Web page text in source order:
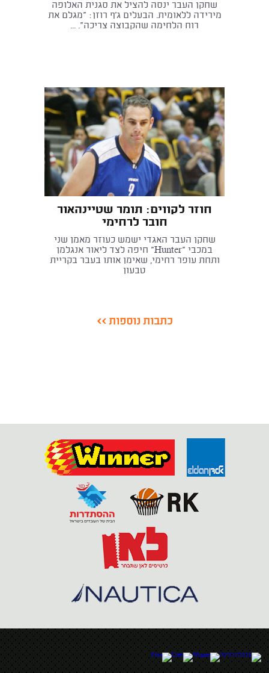
שחקן העבר ינסה להציל את סגנית האלופה
מירידה ללאומית. הבעלים ג'ף רוזן: "מגלם את
רוח הלחימה שהקבוצה צריכה". ...
חוזר לקווים: תומר שטיינהאור
חובר לרחימי
שחקן העבר האגדי ישמש כעוזר מאמן שני
במכבי "Hunter" חיפה לצד ליאור אנגלמן
ותחת עופר רחימי, שאימן אותו בעבר בקריית
טבעון
כתבות נוספות >>